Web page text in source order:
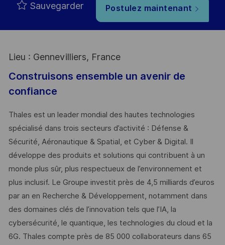
Sauvegarder Postulez maintenant
Lieu : Gennevilliers, France
Construisons ensemble un avenir de
confiance
Thales est un leader mondial des hautes technologies
spécialisé dans trois secteurs d’activité : Défense &
Sécurité, Aéronautique & Spatial, et Cyber & Digital. Il
développe des produits et solutions qui contribuent à un
monde plus sûr, plus respectueux de l’environnement et
plus inclusif. Le Groupe investit près de 4,5 milliards d’euros
par an en Recherche & Développement, notamment dans
des domaines clés de l’innovation tels que l’IA, la
cybersécurité, le quantique, les technologies du cloud et la
6G. Thales compte près de 85 000 collaborateurs dans 65